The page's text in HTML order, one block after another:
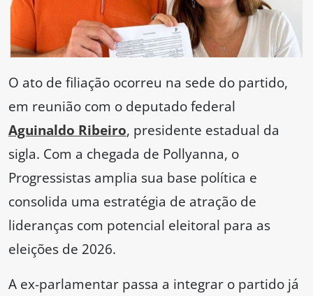
O ato de filiação ocorreu na sede do partido,
em reunião com o deputado federal
Aguinaldo Ribeiro, presidente estadual da
sigla. Com a chegada de Pollyanna, o
Progressistas amplia sua base política e
consolida uma estratégia de atração de
lideranças com potencial eleitoral para as
eleições de 2026.
A ex-parlamentar passa a integrar o partido já